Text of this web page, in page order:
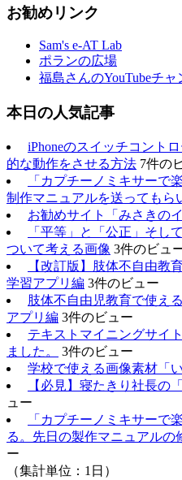
お勧めリンク
Sam's e-AT Lab
ポランの広場
福島さんのYouTubeチャ
本日の人気記事
iPhoneのスイッチコント
的な動作をさせる方法 7件の
「カプチーノミキサーで
制作マニュアルを送ってもら
お勧めサイト「みさきの
「平等」と「公正」そし
ついて考える画像 3件のビュ
【改訂版】肢体不自由教
学習アプリ編 3件のビュー
肢体不自由児教育で使え
アプリ編 3件のビュー
テキストマイニングサイ
ました。
3件のビュー
学校で使える画像素材「
【必見】寝たきり社長の
ュー
「カプチーノミキサーで
る。先日の製作マニュアルの
ー
（集計単位：1日）